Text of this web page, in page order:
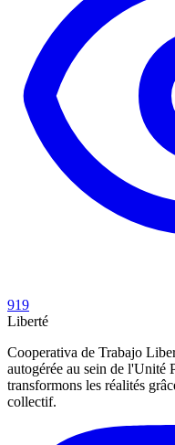
919
Liberté
Cooperativa de Trabajo
autogérée au sein de l'Unité
transformons les réalités
collectif.